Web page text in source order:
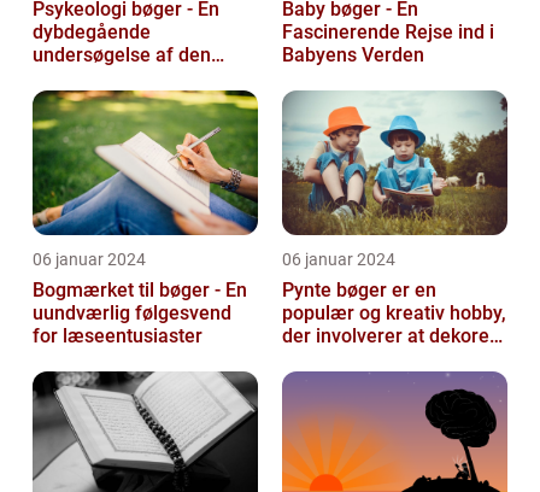
Psykeologi bøger - En
dybdegående
undersøgelse af den
verden
Baby bøger - En
Fascinerende Rejse ind i
Babyens Verden
06 januar 2024
Bogmærket til bøger - En
uundværlig følgesvend
for læseentusiaster
06 januar 2024
Pynte bøger er en
populær og kreativ hobby,
der involverer at dekorere
forskellige...